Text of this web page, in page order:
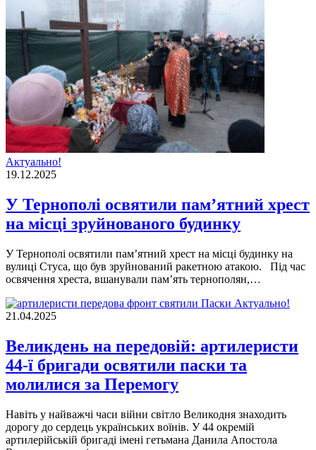
Актуально!
19.12.2025
У Тернополі освятили пам’ятний хрест
на місці зруйнованого будинку
У Тернополі освятили пам’ятний хрест на місці будинку на
вулиці Стуса, що був зруйнований ракетною атакою. Під час
освячення хреста, вшанували пам’ять тернополян,…
Актуально!
21.04.2025
Великдень на передовій: артилеристи
44-ї бригади освятили паски та
молилися за Перемогу
Навіть у найважчі часи війни світло Великодня знаходить
дорогу до сердець українських воїнів. У 44 окремій
артилерійській бригаді імені гетьмана Данила Апостола